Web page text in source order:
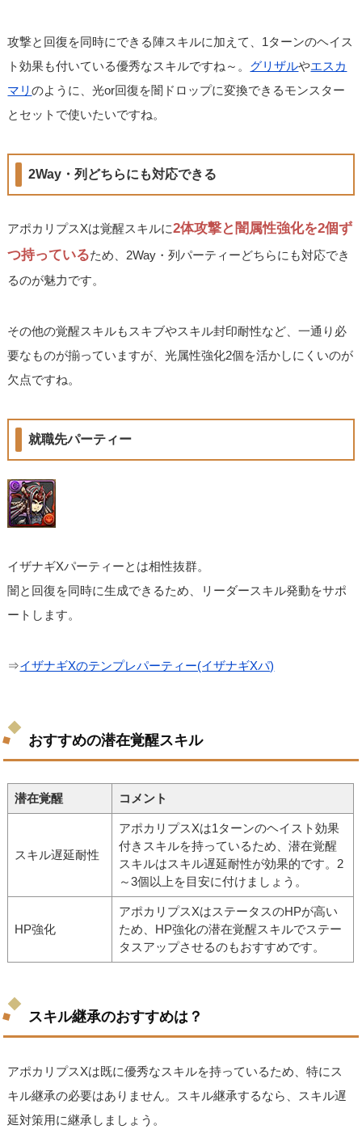
攻撃と回復を同時にできる陣スキルに加えて、1ターンのヘイス
ト効果も付いている優秀なスキルですね～。 グリザルやエスカ
マリのように、光or回復を闇ドロップに変換できるモンスター
とセットで使いたいですね。
2Way・列どちらにも対応できる
アポカリプスXは覚醒スキルに2体攻撃と闇属性強化を2個ず
つ持っているため、2Way・列パーティーどちらにも対応でき
るのが魅力です。
その他の覚醒スキルもスキブやスキル封印耐性など、一通り必
要なものが揃っていますが、光属性強化2個を活かしにくいのが
欠点ですね。
就職先パーティー
イザナギXパーティーとは相性抜群。
闇と回復を同時に生成できるため、リーダースキル発動をサポ
ートします。
⇒イザナギXのテンプレパーティー(イザナギXパ)
おすすめの潜在覚醒スキル
潜在覚醒 コメント
スキル遅延耐性
アポカリプスXは1ターンのヘイスト効果
付きスキルを持っているため、潜在覚醒
スキルはスキル遅延耐性が効果的です。2
～3個以上を目安に付けましょう。
HP強化
アポカリプスXはステータスのHPが高い
ため、HP強化の潜在覚醒スキルでステー
タスアップさせるのもおすすめです。
スキル継承のおすすめは？
アポカリプスXは既に優秀なスキルを持っているため、特にス
キル継承の必要はありません。スキル継承するなら、スキル遅
延対策用に継承しましょう。